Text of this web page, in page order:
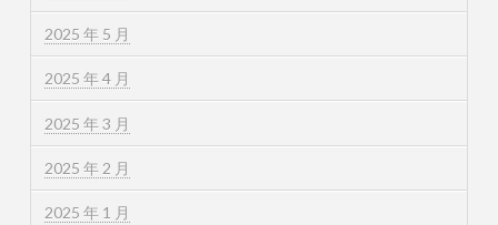
2025 年 5 月
2025 年 4 月
2025 年 3 月
2025 年 2 月
2025 年 1 月